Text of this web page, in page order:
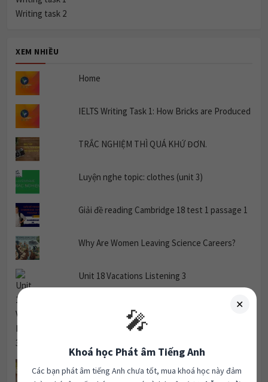
Writing task 2
XEM NHIỀU
Home
IELTS Writing Task 1: How Bricks are Produced
TRẮC NGHIỆM THÌ QUÁ KHỨ ĐƠN.
Luyện nghe topic: clothes (unit 3)
Giải đề reading Cambridge 18 test 1 passage 1
Why Are Women Leaving Science Careers?
Unit 18 Vacations Listening 3
Luyện nghe chủ đề: The Weekend Unit 1.
🎤
Các bạn phát âm tiếng Anh chưa tốt, mua khoá học này đảm
giáo viên.